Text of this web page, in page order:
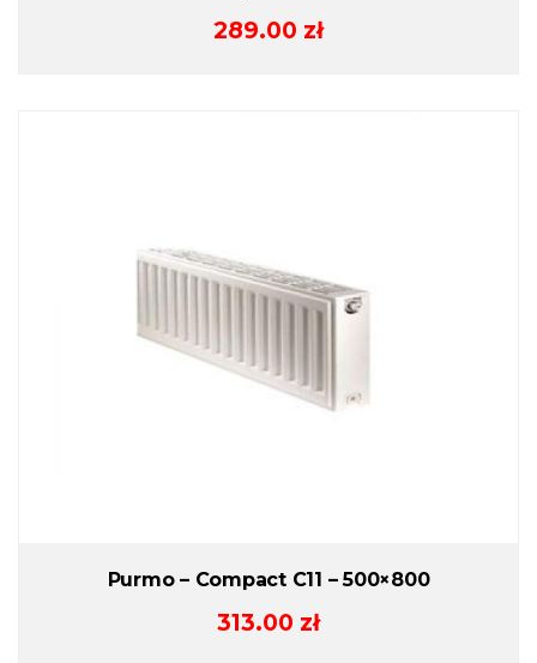
289.00 zł
Purmo – Compact C11 – 500×800
313.00 zł